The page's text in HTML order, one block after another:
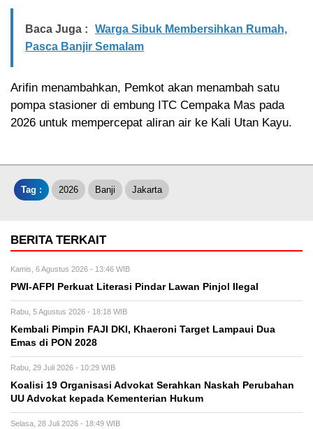
Baca Juga :
Warga Sibuk Membersihkan Rumah,
Pasca Banjir Semalam
Arifin menambahkan, Pemkot akan menambah satu
pompa stasioner di embung ITC Cempaka Mas pada
2026 untuk mempercepat aliran air ke Kali Utan Kayu.
Tag : 2026 Banji Jakarta
BERITA TERKAIT
Kamis, 6 Agustus 2026 - 13:46 WIB
PWI-AFPI Perkuat Literasi Pindar Lawan Pinjol Ilegal
Rabu, 5 Agustus 2026 - 18:18 WIB
Kembali Pimpin FAJI DKI, Khaeroni Target Lampaui Dua
Emas di PON 2028
Rabu, 29 Juli 2026 - 10:29 WIB
Koalisi 19 Organisasi Advokat Serahkan Naskah Perubahan
UU Advokat kepada Kementerian Hukum
Selasa, 28 Juli 2026 - 18:49 WIB